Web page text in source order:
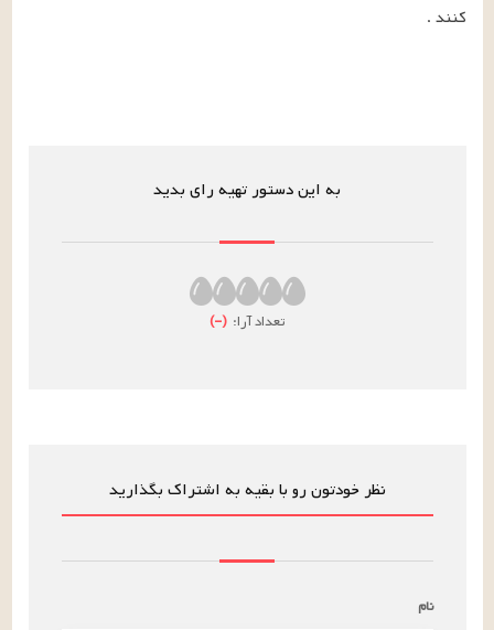
کنند .
به این دستور تهیه رای بدید
تعداد آرا: (
–
)
نظر خودتون رو با بقیه به اشتراک بگذارید
نام